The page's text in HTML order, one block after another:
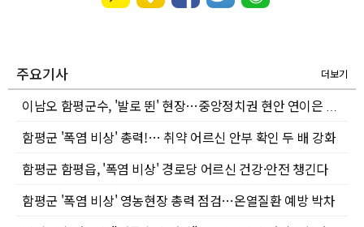
주요기사 더보기
이남오 함평군수, '발로 뛴' 현장…중앙정치권 현안 연이은 건의
함평군 '폭염 비상' 총력!… 취약 어르신 안부 확인 두 배 강화
함평군 함평읍, '폭염 비상' 경로당 어르신 건강·안전 챙긴다
함평군 '폭염 비상' 영농현장 총력 점검…온열질환 예방 박차